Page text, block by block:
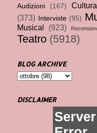
Audizioni (167) Cultura
(373)
Interviste (95)
Musical (923)
Teatro (5918)
BLOG ARCHIVE
DISCLAIMER